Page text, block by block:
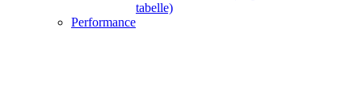
tabelle)
Performance